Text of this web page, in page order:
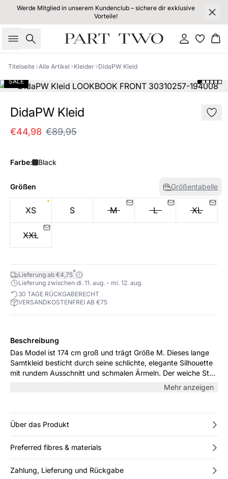
Werde Mitglied in unserem Kundenclub – sichere dir exklusive
Vorteile!
Suche Einloggen
Titelseite Alle Artikel Kleider
DidaPW Kleid
SALE
DidaPW Kleid
€44,98 €89,95
Farbe: Black
Größen Größentabelle
XS S M L XL
XXL
Lieferung ab €4,75*
Lieferung zwischen di. 11. aug. - mi. 12. aug.
30 TAGE RÜCKGABERECHT
VERSANDKOSTENFREI AB €75
Beschreibung
Das Model ist 174 cm groß und trägt Größe M. Dieses lange
Samtkleid besticht durch seine schlichte, elegante Silhouette
mit rundem Ausschnitt und schmalen Ärmeln. Der weiche Stoff
fällt fließend, während der Schlitz an der Seite für Leichtigkeit
sorgt. Kombinieren Sie es mit Heels für besondere Anlässe
Mehr anzeigen
Über das Produkt
Preferred fibres & materials
Zahlung, Lieferung und Rückgabe